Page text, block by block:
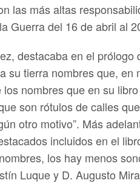
las más altas
Guerra del 16 de abril al
destacaba en el prólogo
su tierra nombres que, en
nombres que en su
son rótulos de calles
otro motivo”. Más
incluidos en el
los hay menos
Luque y D. Augusto